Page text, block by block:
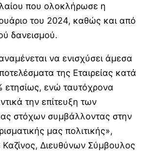
που ολοκλήρωσε η
του 2024, καθώς και από
δανεισμού.
να ενισχύσει άμεσα
της Εταιρείας κατά
ετησίως, ενώ ταυτόχρονα
την επίτευξη των
στόχων συμβάλλοντας στην
μας πολιτικής»,
Διευθύνων Σύμβουλος